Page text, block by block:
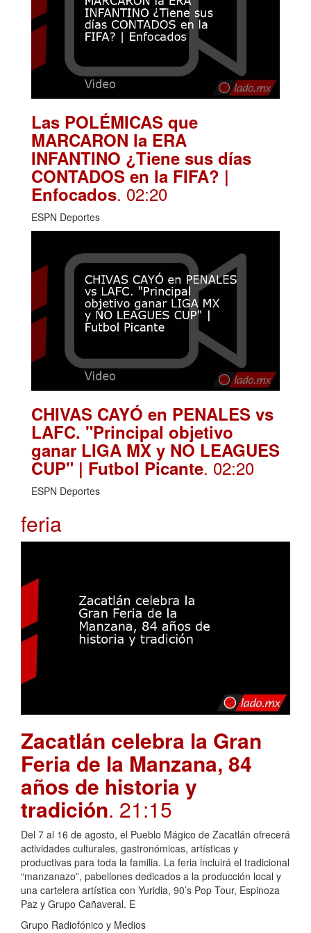
Las POLÉMICAS que
MARCARON la ERA
INFANTINO ¿Tiene sus días
CONTADOS en la FIFA? |
Enfocados. 02:20
ESPN Deportes
CHIVAS CAYÓ en PENALES vs
LAFC. "Principal objetivo
ganar LIGA MX y NO LEAGUES
CUP" | Futbol Picante. 02:20
ESPN Deportes
feria
Zacatlán celebra la Gran
Feria de la Manzana, 84
años de historia y
tradición. 21:15
Del 7 al 16 de agosto, el Pueblo Mágico de Zacatlán ofrecerá
actividades culturales, gastronómicas, artísticas y
productivas para toda la familia. La feria incluirá el tradicional
“manzanazo”, pabellones dedicados a la producción local y
una cartelera artística con Yuridia, 90’s Pop Tour, Espinoza
Paz y Grupo Cañaveral. E
Grupo Radiofónico y Medios